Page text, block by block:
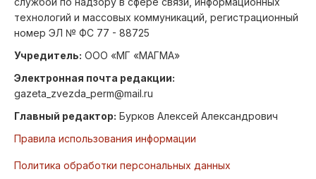
технологий и массовых коммуникаций, регистрационный
номер ЭЛ № ФС 77 - 88725
Учредитель: ООО «МГ «МАГМА»
Электронная почта редакции:
gazeta_zvezda_perm@mail.ru
Главный редактор: Бурков Алексей Александрович
Правила использования информации
Политика обработки персональных данных